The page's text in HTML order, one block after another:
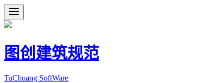
图创建筑规范
TuChuang SoftWare